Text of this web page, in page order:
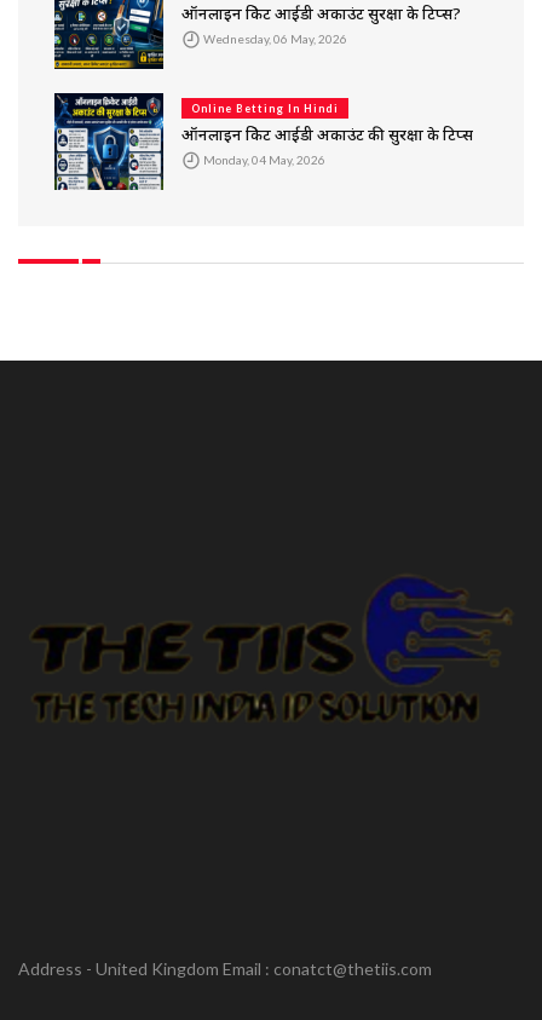
ऑनलाइन क्रिकेट आईडी अकाउंट सुरक्षा के टिप्स?
Wednesday, 06 May, 2026
Online Betting In Hindi
ऑनलाइन क्रिकेट आईडी अकाउंट की सुरक्षा के टिप्स
Monday, 04 May, 2026
Address - United Kingdom Email : conatct@thetiis.com